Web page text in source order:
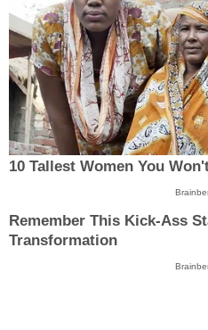
10 Tallest Women You
Remember This Kick-Ass
Transformation